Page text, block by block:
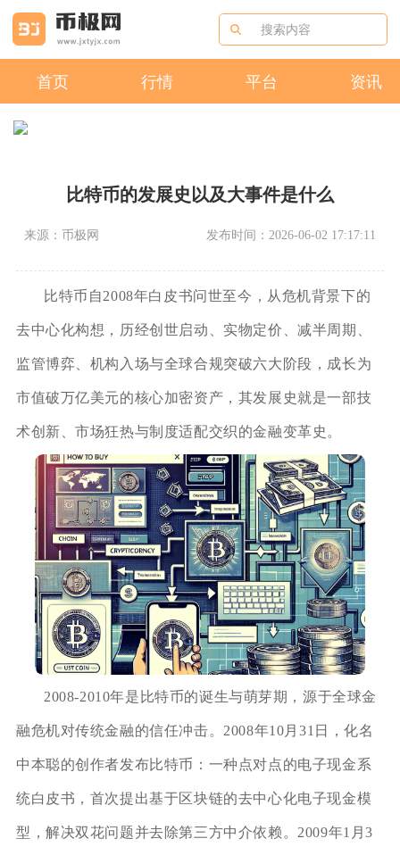
首页 行情 平台 资讯
比特币的发展史以及大事件是什么
来源：币极网 发布时间：2026-06-02 17:17:11
比特币自2008年白皮书问世至今，从危机背景下的
去中心化构想，历经创世启动、实物定价、减半周期、
监管博弈、机构入场与全球合规突破六大阶段，成长为
市值破万亿美元的核心加密资产，其发展史就是一部技
术创新、市场狂热与制度适配交织的金融变革史。
2008-2010年是比特币的诞生与萌芽期，源于全球金
融危机对传统金融的信任冲击。2008年10月31日，化名
中本聪的创作者发布比特币：一种点对点的电子现金系
统白皮书，首次提出基于区块链的去中心化电子现金模
型，解决双花问题并去除第三方中介依赖。2009年1月3